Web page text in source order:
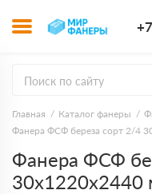
Главная Каталог фанеры
Фанера ФСФ береза сорт 2/4
Фанера ФСФ
30х1220х2440